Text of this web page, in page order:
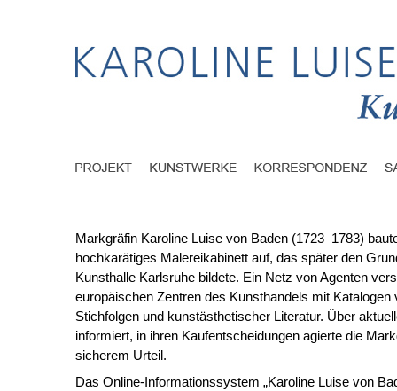
Markgräfin Karoline Luise von Baden (1723–1783)
hochkarätiges Malereikabinett auf, das später den
Kunsthalle Karlsruhe bildete. Ein Netz von Agenten
europäischen Zentren des Kunsthandels mit Katalogen
Stichfolgen und kunstästhetischer Literatur. Über
informiert, in ihren Kaufentscheidungen agierte die
sicherem Urteil.
Das Online-Informationssystem „Karoline Luise von